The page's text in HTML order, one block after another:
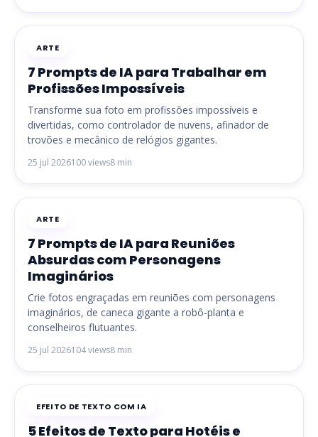
ARTE
7 Prompts de IA para Trabalhar em
Profissões Impossíveis
Transforme sua foto em profissões impossíveis e
divertidas, como controlador de nuvens, afinador de
trovões e mecânico de relógios gigantes.
25 jul 2026100 views8 min
ARTE
7 Prompts de IA para Reuniões
Absurdas com Personagens
Imaginários
Crie fotos engraçadas em reuniões com personagens
imaginários, de caneca gigante a robô-planta e
conselheiros flutuantes.
25 jul 2026104 views8 min
EFEITO DE TEXTO COM IA
5 Efeitos de Texto para Hotéis e